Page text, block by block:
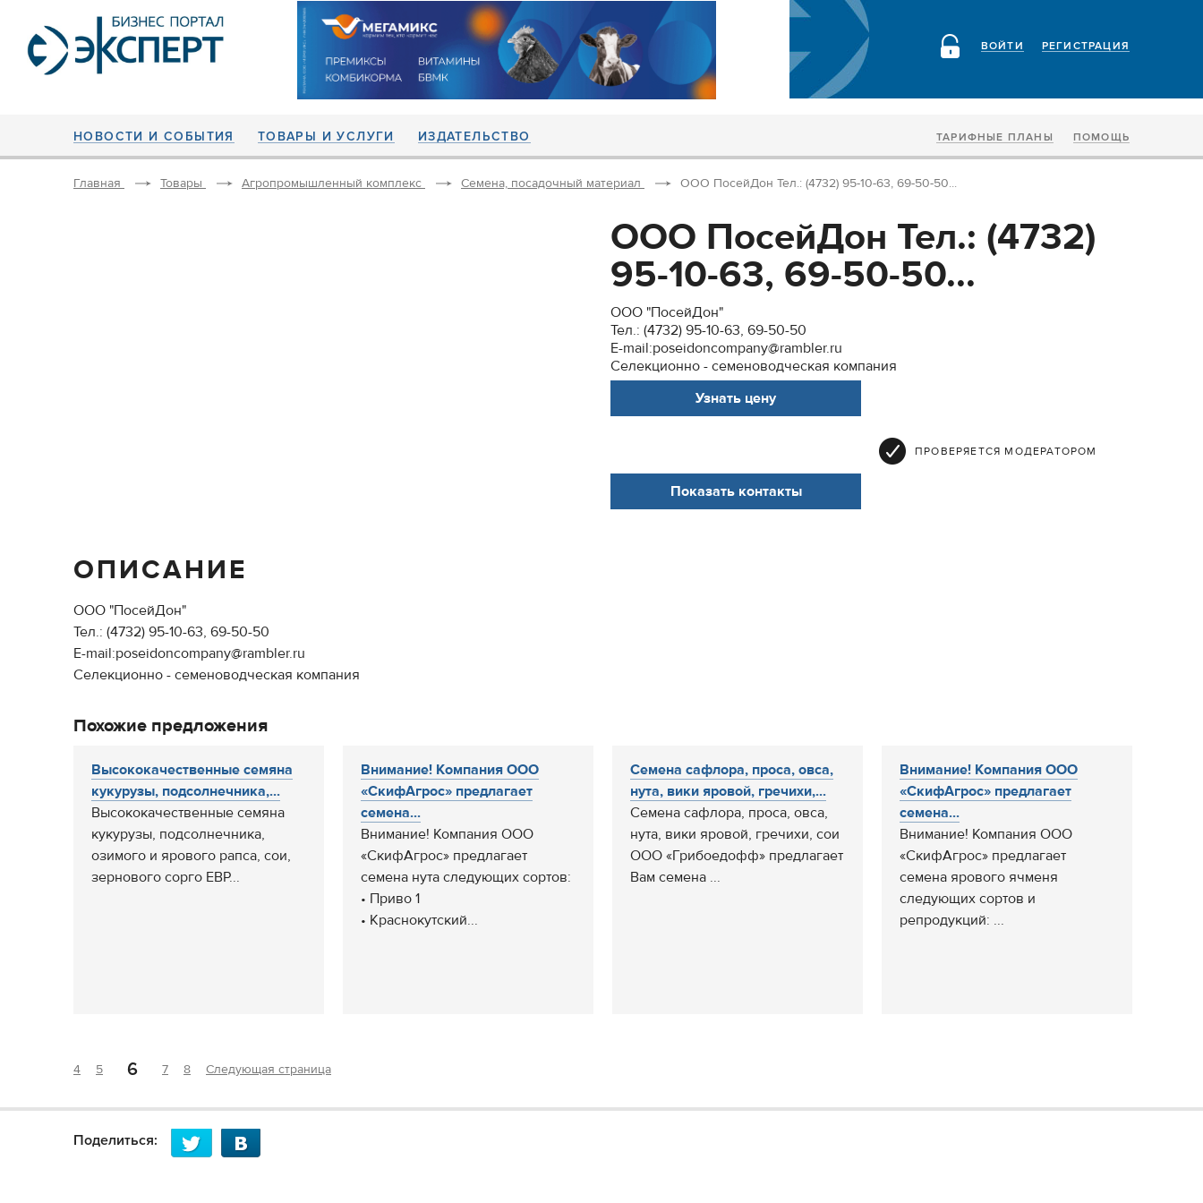
РЕГИСТРАЦИЯ
ВОЙТИ
НОВОСТИ И СОБЫТИЯ ТОВАРЫ И УСЛУГИ ИЗДАТЕЛЬСТВО ТАРИФНЫЕ ПЛАНЫ ПОМОЩЬ
Главная Товары Агропромышленный комплекс Семена, посадочный материал ООО ПосейДон Тел.: (4732) 95-10-63, 69-50-50...
ООО ПосейДон Тел.: (4732)
95-10-63, 69-50-50...
ООО "ПосейДон"
Тел.: (4732) 95-10-63, 69-50-50
E-mail:poseidoncompany@rambler.ru
Селекционно - семеноводческая компания
Узнать цену
ПРОВЕРЯЕТСЯ МОДЕРАТОРОМ
Показать контакты
ОПИСАНИЕ
ООО "ПосейДон"
Тел.: (4732) 95-10-63, 69-50-50
E-mail:poseidoncompany@rambler.ru
Селекционно - семеноводческая компания
Похожие предложения
Высококачественные семяна
кукурузы, подсолнечника,...
Высококачественные семяна
кукурузы, подсолнечника,
озимого и ярового рапса, сои,
зернового сорго ЕВР...
Внимание! Компания ООО
«СкифАгрос» предлагает
семена...
Внимание! Компания ООО
«СкифАгрос» предлагает
семена нута следующих сортов:
• Приво 1
• Краснокутский...
Семена сафлора, проса, овса,
нута, вики яровой, гречихи,...
Семена сафлора, проса, овса,
нута, вики яровой, гречихи, сои
ООО «Грибоедофф» предлагает
Вам семена ...
Внимание! Компания ООО
«СкифАгрос» предлагает
семена...
Внимание! Компания ООО
«СкифАгрос» предлагает
семена ярового ячменя
следующих сортов и
репродукций: ...
4 5 6 7 8 Следующая страница
Поделиться: